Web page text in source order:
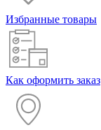
Избранные товары
Как оформить заказ